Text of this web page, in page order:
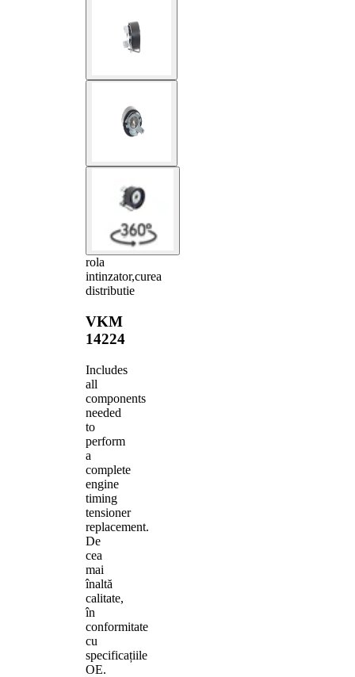
rola
intinzator,curea
distributie
VKM
14224
Includes
all
components
needed
to
perform
a
complete
engine
timing
tensioner
replacement.
De
cea
mai
înaltă
calitate,
în
conformitate
cu
specificațiile
OE.